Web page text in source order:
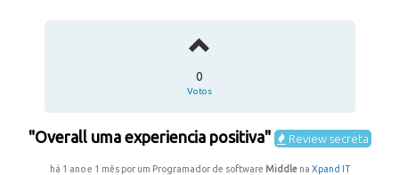
0
Votos
"Overall uma experiencia positiva" Review secreta
há 1 ano e 1 mês por um Programador de software Middlena Xpand IT